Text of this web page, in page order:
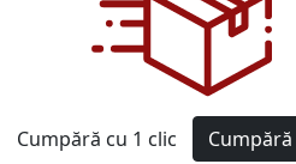
Cumpără cu 1 clic Cumpără